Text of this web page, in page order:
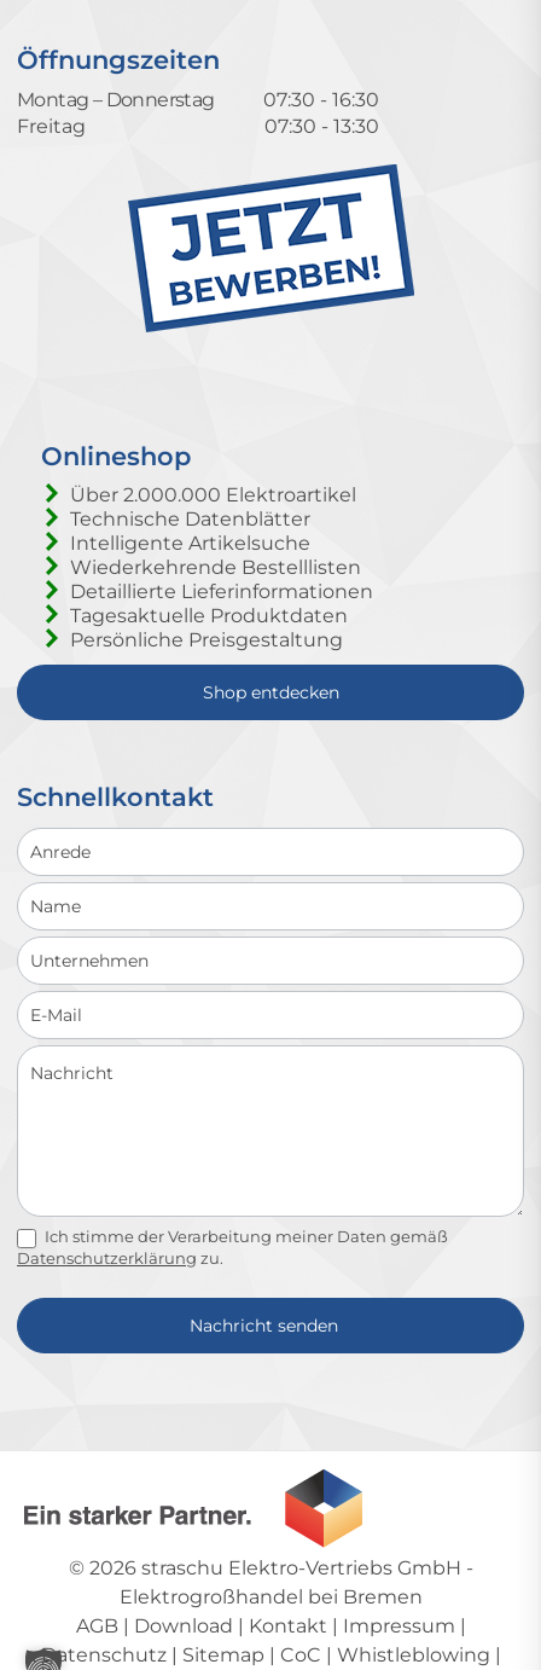
Öffnungszeiten
Montag – Donnerstag
07:30 - 16:30
Freitag
07:30 - 13:30
Onlineshop
Über 2.000.000 Elektroartikel
Technische Datenblätter
Intelligente Artikelsuche
Wiederkehrende Bestelllisten
Detaillierte Lieferinformationen
Tagesaktuelle Produktdaten
Persönliche Preisgestaltung
Shop entdecken
Schnellkontakt
Schnellkontakt
Ich stimme der Verarbeitung meiner Daten gemäß
Datenschutzerklärung zu.
Nachricht senden
© 2026 straschu Elektro-Vertriebs GmbH -
Elektrogroßhandel bei Bremen
AGB | Download | Kontakt | Impressum |
Datenschutz| Sitemap | CoC | Whistleblowing |